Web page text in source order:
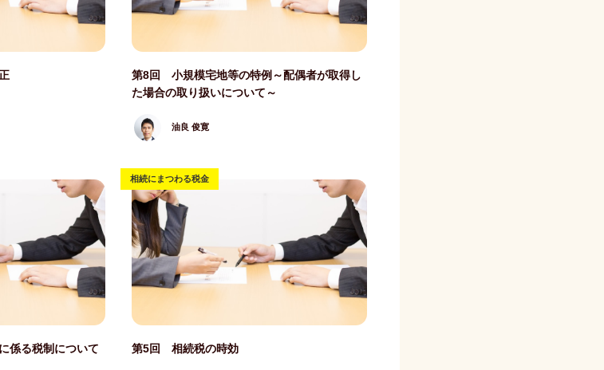
第8回 小規模宅地等の特例～配偶者が取得し
た場合の取り扱いについて～
油良 俊寛
係る税制について
相続にまつわる税金
第5回 相続税の時効